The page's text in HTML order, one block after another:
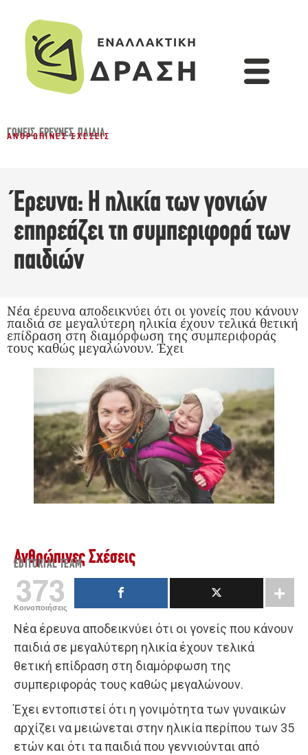
ΓΟΝΕΊΣ,ΈΡΕΥΝΕΣ,ΠΑΙΔΙΆ
ΑΝΘΡΏΠΙΝΕΣ ΣΧΈΣΕΙΣ
Έρευνα: Η ηλικία των γονιών
επηρεάζει τη συμπεριφορά των
παιδιών
Νέα έρευνα αποδεικνύει ότι οι γονείς που κάνουν
παιδιά σε μεγαλύτερη ηλικία έχουν τελικά θετική
επίδραση στη διαμόρφωση της συμπεριφοράς
τους καθώς μεγαλώνουν. Έχει
Ανθρώπινες Σχέσεις
EDITORIAL TEAM
373
Κοινοποιήσεις
Νέα έρευνα αποδεικνύει ότι οι γονείς που κάνουν
παιδιά σε μεγαλύτερη ηλικία έχουν τελικά
θετική επίδραση στη διαμόρφωση της
συμπεριφοράς τους καθώς μεγαλώνουν.
Έχει εντοπιστεί ότι η γονιμότητα των γυναικών
αρχίζει να μειώνεται στην ηλικία περίπου των 35
ετών και ότι τα παιδιά που γεννιούνται από